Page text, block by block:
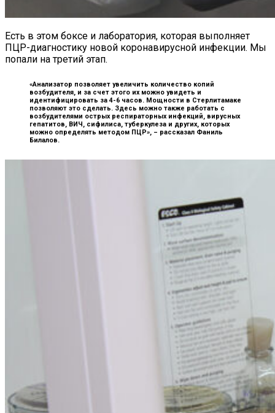
Есть в этом боксе и лаборатория, которая выполняет
ПЦР-диагностику новой коронавирусной инфекции. Мы
попали на третий этап.
«Анализатор позволяет увеличить количество копий
возбудителя, и за счет этого их можно увидеть и
идентифицировать за 4-6 часов. Мощности в Стерлитамаке
позволяют это сделать. Здесь можно также работать с
возбудителями острых респираторных инфекций, вирусных
гепатитов, ВИЧ, сифилиса, туберкулеза и других, которых
можно определять методом ПЦР», – рассказал Фаниль
Билалов.